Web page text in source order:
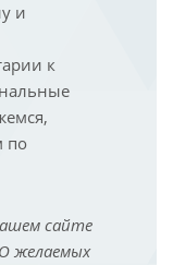
и
к
по
сайте
желаемых